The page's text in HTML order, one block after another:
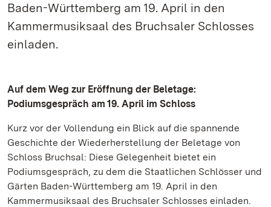
Baden-Württemberg am 19. April in den
Kammermusiksaal des Bruchsaler Schlosses
einladen.
Auf dem Weg zur Eröffnung der Beletage:
Podiumsgespräch am 19. April im Schloss
Kurz vor der Vollendung ein Blick auf die spannende
Geschichte der Wiederherstellung der Beletage von
Schloss Bruchsal: Diese Gelegenheit bietet ein
Podiumsgespräch, zu dem die Staatlichen Schlösser und
Gärten Baden-Württemberg am 19. April in den
Kammermusiksaal des Bruchsaler Schlosses einladen.